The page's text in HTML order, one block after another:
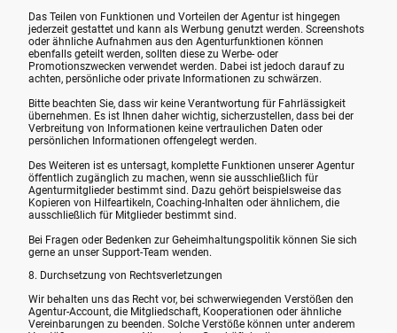
Das Teilen von Funktionen und Vorteilen der Agentur ist hingegen
jederzeit gestattet und kann als Werbung genutzt werden. Screenshots
oder ähnliche Aufnahmen aus den Agenturfunktionen können
ebenfalls geteilt werden, sollten diese zu Werbe- oder
Promotionszwecken verwendet werden. Dabei ist jedoch darauf zu
achten, persönliche oder private Informationen zu schwärzen.
Bitte beachten Sie, dass wir keine Verantwortung für Fahrlässigkeit
übernehmen. Es ist Ihnen daher wichtig, sicherzustellen, dass bei der
Verbreitung von Informationen keine vertraulichen Daten oder
persönlichen Informationen offengelegt werden.
Des Weiteren ist es untersagt, komplette Funktionen unserer Agentur
öffentlich zugänglich zu machen, wenn sie ausschließlich für
Agenturmitglieder bestimmt sind. Dazu gehört beispielsweise das
Kopieren von Hilfeartikeln, Coaching-Inhalten oder ähnlichem, die
ausschließlich für Mitglieder bestimmt sind.
Bei Fragen oder Bedenken zur Geheimhaltungspolitik können Sie sich
gerne an unser Support-Team wenden.
8. Durchsetzung von Rechtsverletzungen
Wir behalten uns das Recht vor, bei schwerwiegenden Verstößen den
Agentur-Account, die Mitgliedschaft, Kooperationen oder ähnliche
Vereinbarungen zu beenden. Solche Verstöße können unter anderem